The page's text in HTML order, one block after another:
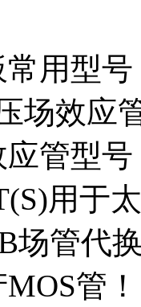
用型号
场效应
管型
用于
场管代
管！